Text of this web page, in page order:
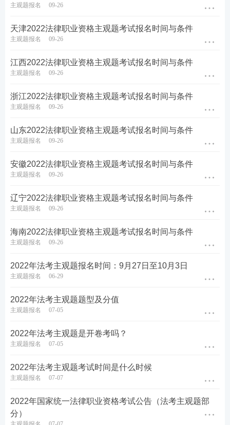
主观题报名 09-26
天津2022法律职业资格主观题考试报名时间与条件
主观题报名 09-26
江西2022法律职业资格主观题考试报名时间与条件
主观题报名 09-26
浙江2022法律职业资格主观题考试报名时间与条件
主观题报名 09-26
山东2022法律职业资格主观题考试报名时间与条件
主观题报名 09-26
安徽2022法律职业资格主观题考试报名时间与条件
主观题报名 09-26
辽宁2022法律职业资格主观题考试报名时间与条件
主观题报名 09-26
海南2022法律职业资格主观题考试报名时间与条件
主观题报名 09-26
2022年法考主观题报名时间：9月27日至10月3日
主观题报名 06-29
2022年法考主观题题型及分值
主观题报名 07-05
2022年法考主观题是开卷考吗？
主观题报名 07-05
2022年法考主观题考试时间是什么时候
主观题报名 07-07
2022年国家统一法律职业资格考试公告（法考主观题部
分）